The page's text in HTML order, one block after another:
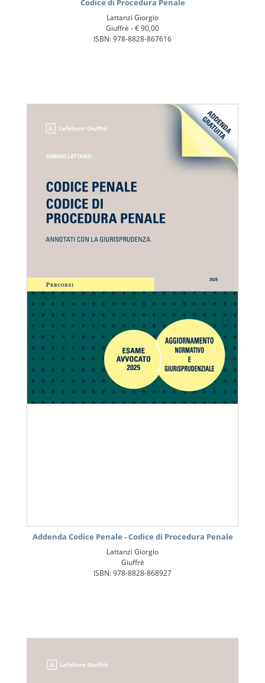
Codice di Procedura Penale
Lattanzi Giorgio
Giuffrè -€ 90,00
ISBN: 978-8828-867616
Addenda Codice Penale - Codice di Procedura Penale
Lattanzi Giorgio
Giuffrè
ISBN: 978-8828-868927